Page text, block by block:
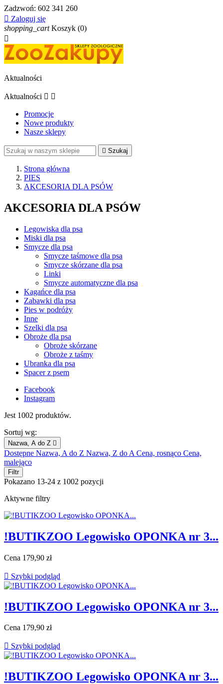
Zadzwoń: 602 341 260
 Zaloguj się
shopping_cart Koszyk (0)

Aktualności
Aktualności  
Promocje
Nowe produkty
Nasze sklepy
 Szukaj
Strona główna
PIES
AKCESORIA DLA PSÓW
AKCESORIA DLA PSÓW
Legowiska dla psa
Miski dla psa
Smycze dla psa
Smycze taśmowe dla psa
Smycze skórzane dla psa
Linki
Smycze automatyczne dla psa
Kagańce dla psa
Zabawki dla psa
Pies w podróży
Inne
Szelki dla psa
Obroże dla psa
Obroże skórzane
Obroże z taśmy
Ubranka dla psa
Spacer z psem
Facebook
Instagram
Jest 1002 produktów.
Sortuj wg:
Nazwa, A do Z 
Dostępne Nazwa, A do Z Nazwa, Z do A Cena, rosnąco Cena,
malejąco
Filtr
Pokazano 13-24 z 1002 pozycji
Aktywne filtry
!BUTIKZOO Legowisko OPONKA nr 3...
Cena 179,90 zł
 Szybki podgląd
!BUTIKZOO Legowisko OPONKA nr 3...
Cena 179,90 zł
 Szybki podgląd
!BUTIKZOO Legowisko OPONKA nr 3...